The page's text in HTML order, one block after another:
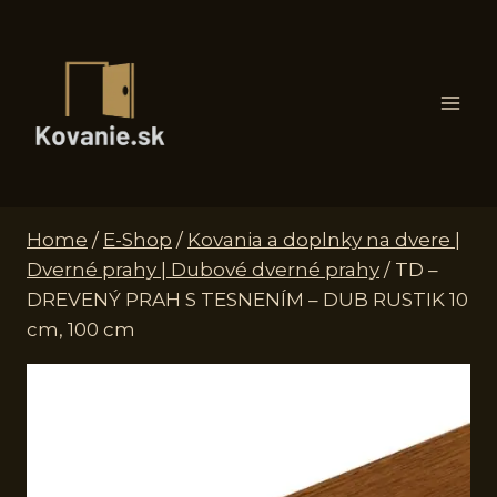
Home / E-Shop / Kovania a doplnky na dvere |
Dverné prahy | Dubové dverné prahy / TD –
DREVENÝ PRAH S TESNENÍM – DUB RUSTIK 10
cm, 100 cm